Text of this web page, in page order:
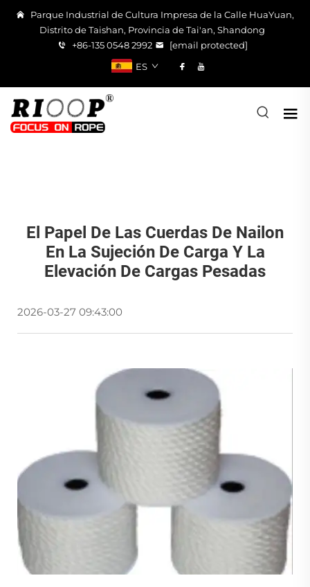
Parque Industrial de Cultura Impresa de la Calle HuaYuan,
Distrito de Taishan, Provincia de Tai'an, Shandong
+86-135 0548 2992
[email protected]
ES
El Papel De Las Cuerdas De Nailon
En La Sujeción De Carga Y La
Elevación De Cargas Pesadas
2026-03-27 09:43:00